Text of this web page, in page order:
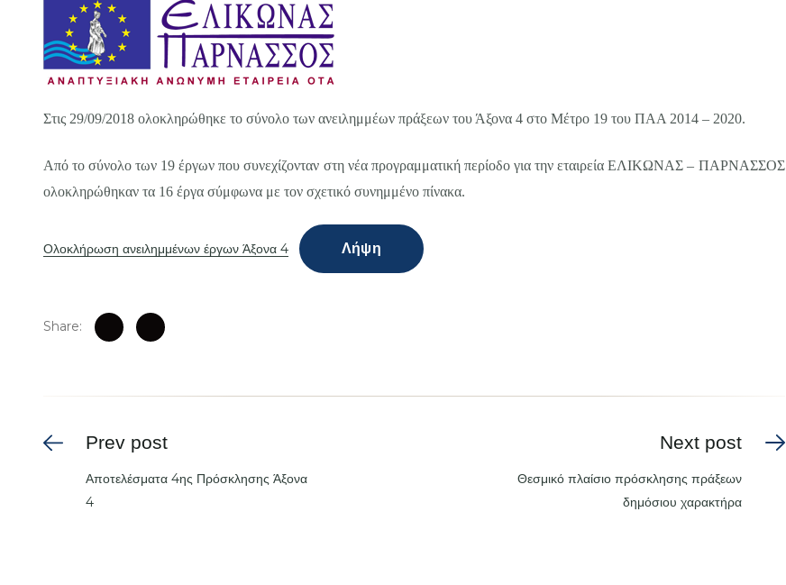
Στις 29/09/2018 ολοκληρώθηκε το σύνολο των ανειλημμέων πράξεων του Άξονα 4 στο Μέτρο 19 του ΠΑΑ 2014 – 2020.
Από το σύνολο των 19 έργων που συνεχίζονταν στη νέα προγραμματική περίοδο για την εταιρεία ΕΛΙΚΩΝΑΣ – ΠΑΡΝΑΣΣΟΣ
ολοκληρώθηκαν τα 16 έργα σύμφωνα με τον σχετικό συνημμένο πίνακα.
Ολοκλήρωση ανειλημμένων έργων Άξονα 4 Λήψη
Share:
Prev post
Αποτελέσματα 4ης Πρόσκλησης Άξονα
4
Next post
Θεσμικό πλαίσιο πρόσκλησης πράξεων
δημόσιου χαρακτήρα